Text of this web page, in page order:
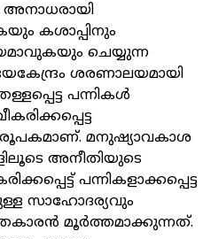
അനാധരായി
കശാപ്പിനും
ചെയ്യുന്ന
ശരണാലയമായി
പന്നികള്‍
മനുഷ്യാവകാശ
അനീതിയുടെ
പന്നികളാക്കപ്പെട്ട
സാഹോദര്യവും
മൂര്‍ത്തമാക്കുന്നത്.